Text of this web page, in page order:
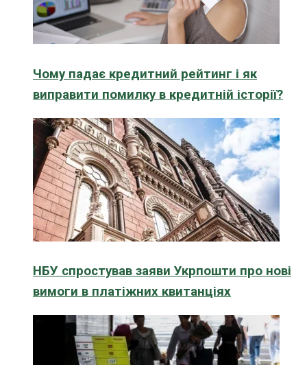
Чому падає кредитний рейтинг і як
виправити помилку в кредитній історії?
НБУ спростував заяви Укрпошти про нові
вимоги в платіжних квитанціях